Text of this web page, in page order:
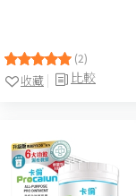
(2)
比較
收藏